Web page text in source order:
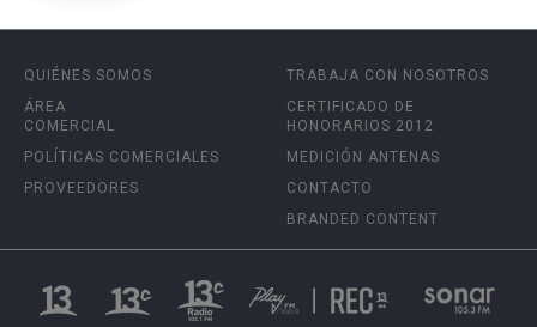
QUIÉNES SOMOS
ÁREA
COMERCIAL
POLÍTICAS COMERCIALES
PROVEEDORES
TRABAJA CON NOSOTROS
CERTIFICADO DE
HONORARIOS 2012
MEDICIÓN ANTENAS
CONTACTO
BRANDED CONTENT